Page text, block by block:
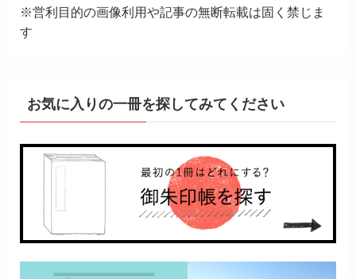
※営利目的の画像利用や記事の無断転載は固く禁じま
す
お気に入りの一冊を探してみてください